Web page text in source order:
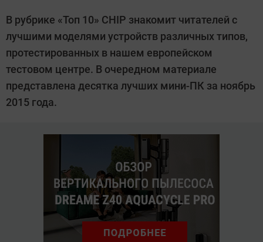
Suslov
В рубрике «Топ 10» CHIP знакомит читателей с
лучшими моделями устройств различных типов,
протестированных в нашем европейском
тестовом центре. В очередном материале
представлена десятка лучших мини-ПК за ноябрь
2015 года.